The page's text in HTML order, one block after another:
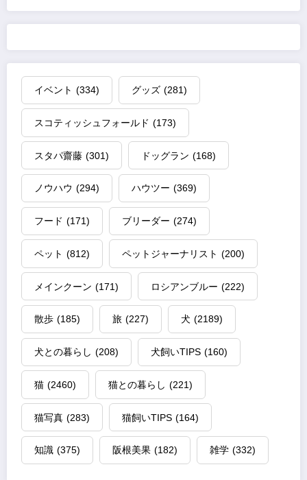
イベント (334) グッズ (281)
スコティッシュフォールド (173)
スタパ齋藤 (301) ドッグラン (168)
ノウハウ (294) ハウツー (369)
フード (171) ブリーダー (274)
ペット (812) ペットジャーナリスト (200)
メインクーン (171) ロシアンブルー (222)
散歩 (185) 旅 (227) 犬 (2189)
犬との暮らし (208) 犬飼いTIPS (160)
猫 (2460) 猫との暮らし (221)
猫写真 (283) 猫飼いTIPS (164)
知識 (375) 阪根美果 (182) 雑学 (332)